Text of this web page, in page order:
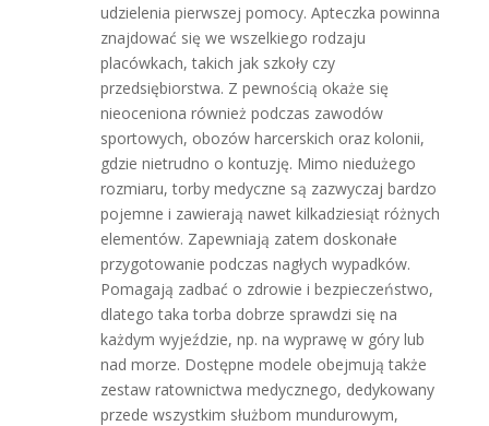
udzielenia pierwszej pomocy. Apteczka powinna
znajdować się we wszelkiego rodzaju
placówkach, takich jak szkoły czy
przedsiębiorstwa. Z pewnością okaże się
nieoceniona również podczas zawodów
sportowych, obozów harcerskich oraz kolonii,
gdzie nietrudno o kontuzję. Mimo niedużego
rozmiaru, torby medyczne są zazwyczaj bardzo
pojemne i zawierają nawet kilkadziesiąt różnych
elementów. Zapewniają zatem doskonałe
przygotowanie podczas nagłych wypadków.
Pomagają zadbać o zdrowie i bezpieczeństwo,
dlatego taka torba dobrze sprawdzi się na
każdym wyjeździe, np. na wyprawę w góry lub
nad morze. Dostępne modele obejmują także
zestaw ratownictwa medycznego, dedykowany
przede wszystkim służbom mundurowym,